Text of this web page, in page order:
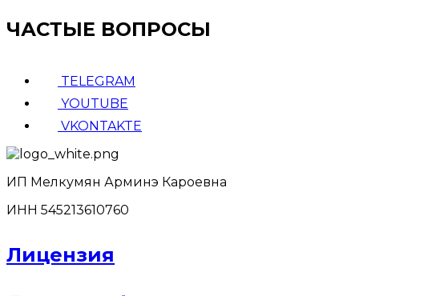
ЧАСТЫЕ ВОПРОСЫ
TELEGRAM
YOUTUBE
VKONTAKTE
ИП Мелкумян Арминэ Кароевна
ИНН 545213610760
Лицензия